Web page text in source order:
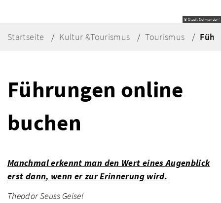
© Stadt Schwandorf
Startseite Kultur &Tourismus Tourismus
Führungen online
buchen
Manchmal erkennt man den Wert eines Augenblick
erst dann, wenn er zur Erinnerung wird.
Theodor Seuss Geisel